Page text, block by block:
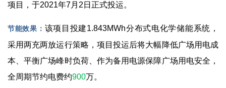
项目，于2021年7月2日正式投运。
节能效果 ： 该项目投建1.843MWh分布式电化学储能系统，
采用两充两放运行策略，项目投运后将大幅降低广场用电成
本、平衡广场峰时负荷、作为备用电源保障广场用电安全，
全周期节约电费约900万。